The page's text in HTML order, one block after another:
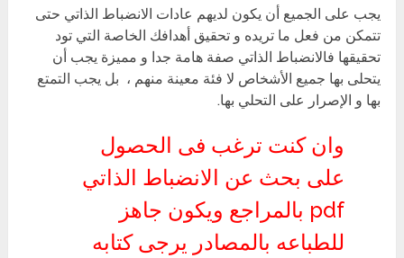
يجب على الجميع أن يكون لديهم عادات الانضباط الذاتي حتى
تتمكن من فعل ما تريده و تحقيق أهدافك الخاصة التي تود
تحقيقها فالانضباط الذاتي صفة هامة جدا و مميزة يجب أن
يتحلى بها جميع الأشخاص لا فئة معينة منهم ، بل يجب التمتع
بها و الإصرار على التحلي بها.
وان كنت ترغب فى الحصول
على بحث عن الانضباط الذاتي
pdf بالمراجع ويكون جاهز
للطباعه بالمصادر يرجى كتابه